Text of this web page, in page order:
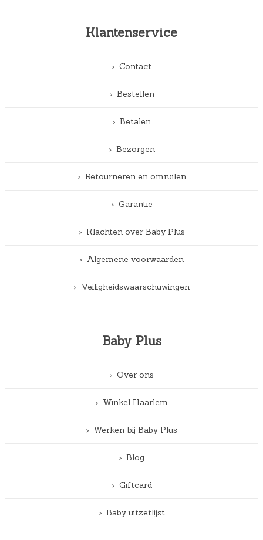
Klantenservice
Contact
Bestellen
Betalen
Bezorgen
Retourneren en omruilen
Garantie
Klachten over Baby Plus
Algemene voorwaarden
Veiligheidswaarschuwingen
Baby Plus
Over ons
Winkel Haarlem
Werken bij Baby Plus
Blog
Giftcard
Baby uitzetlijst